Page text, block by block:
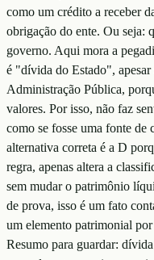
como um crédito a receber
obrigação do ente. Ou seja:
governo. Aqui mora a
é "dívida do Estado",
Administração Pública,
valores. Por isso, não faz
como se fosse uma fonte de
alternativa correta é a D
regra, apenas altera a
sem mudar o patrimônio
de prova, isso é um fato
um elemento patrimonial
Resumo para guardar: